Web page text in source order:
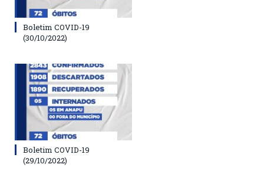
Boletim COVID-19
(30/10/2022)
Boletim COVID-19
(29/10/2022)